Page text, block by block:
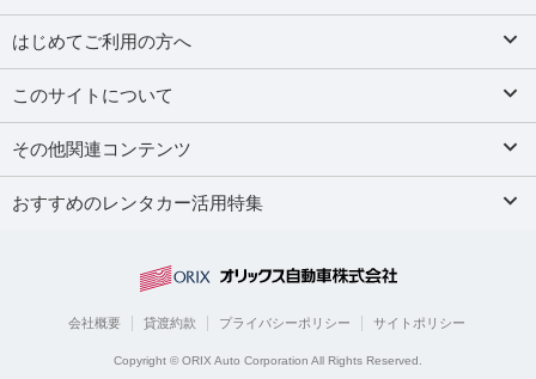
はじめてご利用の方へ
このサイトについて
その他関連コンテンツ
おすすめのレンタカー活用特集
会社概要 貸渡約款 プライバシーポリシー サイトポリシー
Copyright © ORIX Auto Corporation All Rights Reserved.